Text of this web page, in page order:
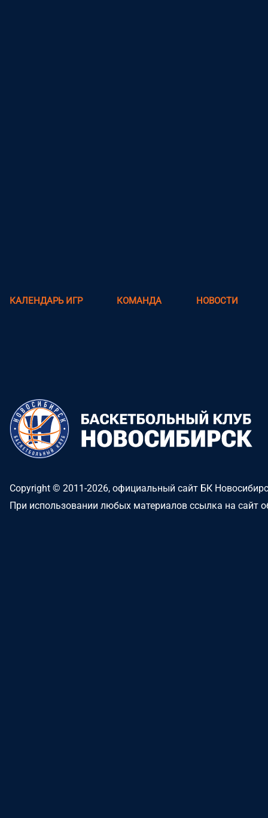
КАЛЕНДАРЬ ИГР КОМАНДА НОВОСТИ
Copyright © 2011-2026, официальный сайт БК
При использовании любых материалов ссылка на сайт